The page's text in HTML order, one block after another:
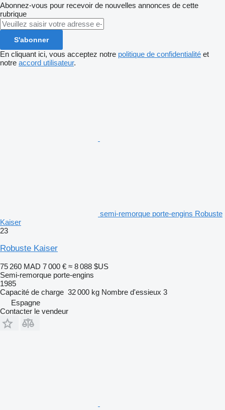
Abonnez-vous pour recevoir de nouvelles annonces de cette
rubrique
S'abonner
En cliquant ici, vous acceptez notre politique de confidentialité et
notre accord utilisateur.
semi-remorque porte-engins Robuste
Kaiser
23
Robuste Kaiser
75 260 MAD 7 000 € ≈ 8 088 $US
Semi-remorque porte-engins
1985
Capacité de charge 32 000 kg Nombre d'essieux 3
Espagne
Contacter le vendeur